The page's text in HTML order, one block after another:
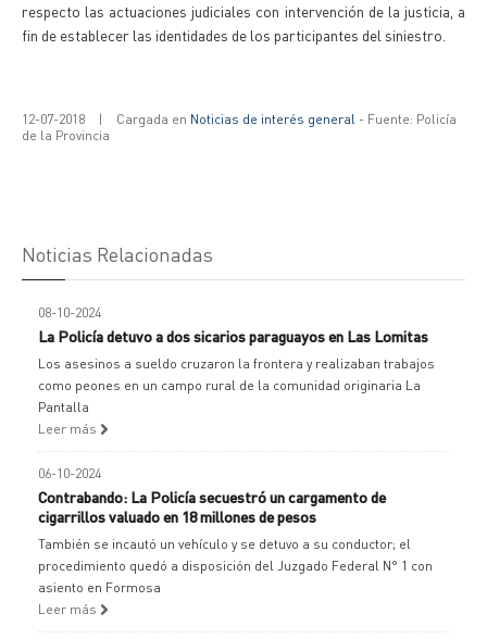
respecto las actuaciones judiciales con intervención de la justicia, a
fin de establecer las identidades de los participantes del siniestro.
12-07-2018 | Cargada en Noticias de interés general - Fuente: Policía
de la Provincia
Noticias Relacionadas
08-10-2024
La Policía detuvo a dos sicarios paraguayos en Las Lomitas
Los asesinos a sueldo cruzaron la frontera y realizaban trabajos
como peones en un campo rural de la comunidad originaria La
Pantalla
Leer más
06-10-2024
Contrabando: La Policía secuestró un cargamento de
cigarrillos valuado en 18 millones de pesos
También se incautó un vehículo y se detuvo a su conductor; el
procedimiento quedó a disposición del Juzgado Federal N° 1 con
asiento en Formosa
Leer más